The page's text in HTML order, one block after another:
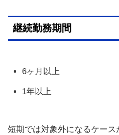
継続勤務期間
6ヶ月以上
1年以上
短期では対象外になるケース